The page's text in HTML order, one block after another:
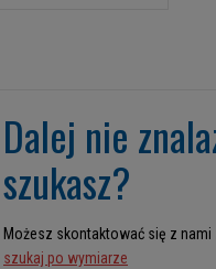
Dalej nie
szukasz?
Możesz skontaktować się z
szukaj po wymiarze